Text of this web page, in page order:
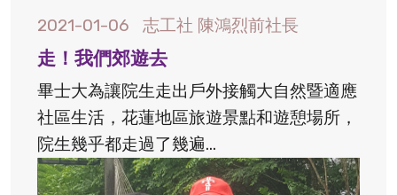
2021-01-06 志工社 陳鴻烈前社長
走！我們郊遊去
畢士大為讓院生走出戶外接觸大自然暨適應
社區生活，花蓮地區旅遊景點和遊憩場所，
院生幾乎都走過了幾遍...